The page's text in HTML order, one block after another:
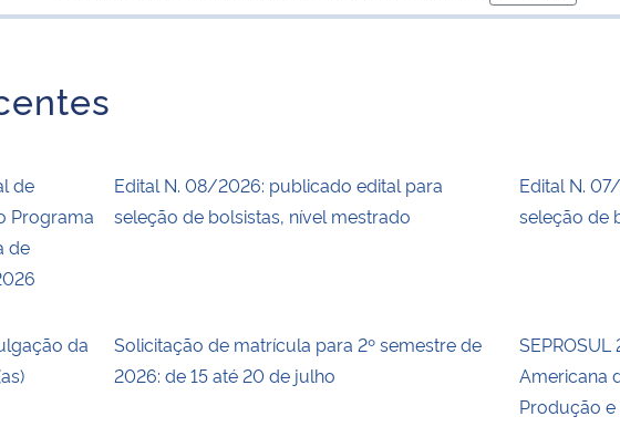
para área
de
Programa
de
Edital N. 08/2026: publicado edital para
seleção de bolsistas, nível mestrado
Edital N.
seleção de
da
Solicitação de matrícula para 2º semestre de
2026: de 15 até 20 de julho
Americana
Produção e